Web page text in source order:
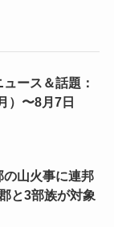
ース＆話題：
）〜8月7日
の山火事に連邦
と3部族が対象